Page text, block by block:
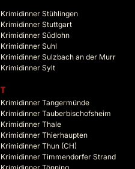
Krimidinner Stühlingen
Krimidinner Stuttgart
Krimidinner Südlohn
Krimidinner Suhl
Krimidinner Sulzbach an der Murr
Krimidinner Sylt
T
Krimidinner Tangermünde
Krimidinner Tauberbischofsheim
Krimidinner Thale
Krimidinner Thierhaupten
Krimidinner Thun (CH)
Krimidinner Timmendorfer Strand